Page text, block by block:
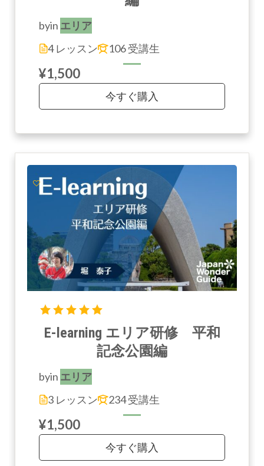
byin エリア
4 レッスン
106 受講生
¥1,500
今すぐ購入
E-learning エリア研修 平和
記念公園編
byin エリア
3 レッスン
234 受講生
¥1,500
今すぐ購入